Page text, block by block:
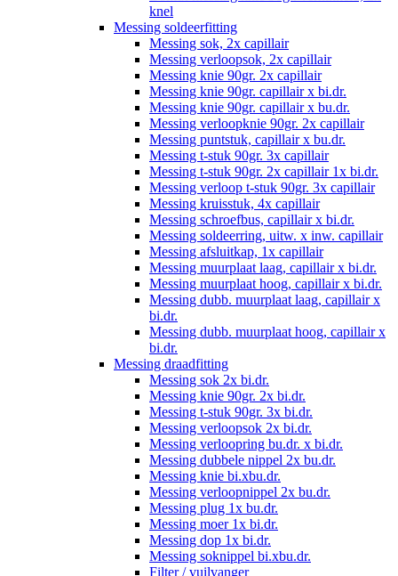
knel
Messing soldeerfitting
Messing sok, 2x capillair
Messing verloopsok, 2x capillair
Messing knie 90gr. 2x capillair
Messing knie 90gr. capillair x bi.dr.
Messing knie 90gr. capillair x bu.dr.
Messing verloopknie 90gr. 2x capillair
Messing puntstuk, capillair x bu.dr.
Messing t-stuk 90gr. 3x capillair
Messing t-stuk 90gr. 2x capillair 1x bi.dr.
Messing verloop t-stuk 90gr. 3x capillair
Messing kruisstuk, 4x capillair
Messing schroefbus, capillair x bi.dr.
Messing soldeerring, uitw. x inw. capillair
Messing afsluitkap, 1x capillair
Messing muurplaat laag, capillair x bi.dr.
Messing muurplaat hoog, capillair x bi.dr.
Messing dubb. muurplaat laag, capillair x
bi.dr.
Messing dubb. muurplaat hoog, capillair x
bi.dr.
Messing draadfitting
Messing sok 2x bi.dr.
Messing knie 90gr. 2x bi.dr.
Messing t-stuk 90gr. 3x bi.dr.
Messing verloopsok 2x bi.dr.
Messing verloopring bu.dr. x bi.dr.
Messing dubbele nippel 2x bu.dr.
Messing knie bi.xbu.dr.
Messing verloopnippel 2x bu.dr.
Messing plug 1x bu.dr.
Messing moer 1x bi.dr.
Messing dop 1x bi.dr.
Messing soknippel bi.xbu.dr.
Filter / vuilvanger